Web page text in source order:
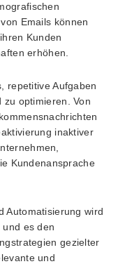
Emails können
Kunden
erhöhen.
repetitive Aufgaben
zu optimieren. Von
inaktiver
Kundenansprache
Automatisierung wird
es den
gezielter
und